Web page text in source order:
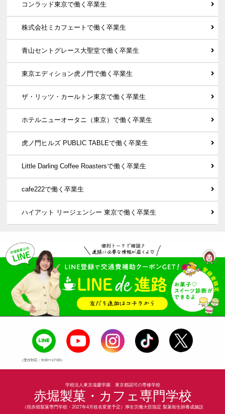
コンラッド東京で働く卒業生
株式会社ミカフェートで働く卒業生
青山セントグレース大聖堂で働く卒業生
東京エディション虎ノ門で働く卒業生
ザ・リッツ・カールトン東京で働く卒業生
ホテルニューオータニ（東京）で働く卒業生
虎ノ門ヒルズ PUBLIC TABLEで働く卒業生
Little Darling Coffee Roastersで働く卒業生
cafe222で働く卒業生
ハイアット リージェンシー 東京で働く卒業生
（受付対応：9:00〜17:00）
学校法人東京滋慶学園 東京都認可の専修学校
赤堀製菓・カフェ専門学校
（現赤堀製菓専門学校・2027年4月校名変更予定）厚生労働大臣指定 製菓衛生師養成施設